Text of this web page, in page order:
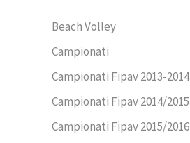
Beach Volley
Campionati
Campionati Fipav 2013-2014
Campionati Fipav 2014/2015
Campionati Fipav 2015/2016